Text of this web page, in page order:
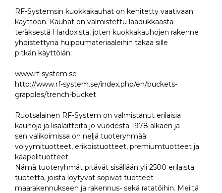
RF-Systemsin kuokkakauhat on kehitetty vaativaan
käyttöön. Kauhat on valmistettu laadukkaasta
teräksestä Hardoxista, joten kuokkakauhojen rakenne
yhdistettynä huippumateriaaleihin takaa sille
pitkän käyttöiän.
www.rf-system.se
http://www.rf-system.se/index.php/en/buckets-
grapples/trench-bucket
Ruotsalainen RF-System on valmistanut erilaisia
kauhoja ja lisälaitteita jo vuodesta 1978 alkaen ja
sen valikoimissa on neljä tuoteryhmää:
volyymituotteet, erikoistuotteet, premiumtuotteet ja
kaapelituotteet.
Nämä tuoteryhmät pitävät sisällään yli 2500 erilaista
tuotetta, joista löytyvät sopivat tuotteet
maarakennukseen ja rakennus- sekä ratatöihin. Meiltä